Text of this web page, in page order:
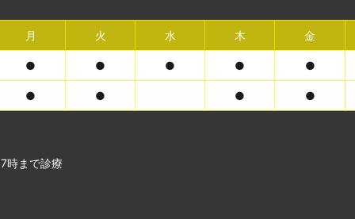
月 火 水 木 金
● ● ● ● ●
● ● ● ●
時まで診療